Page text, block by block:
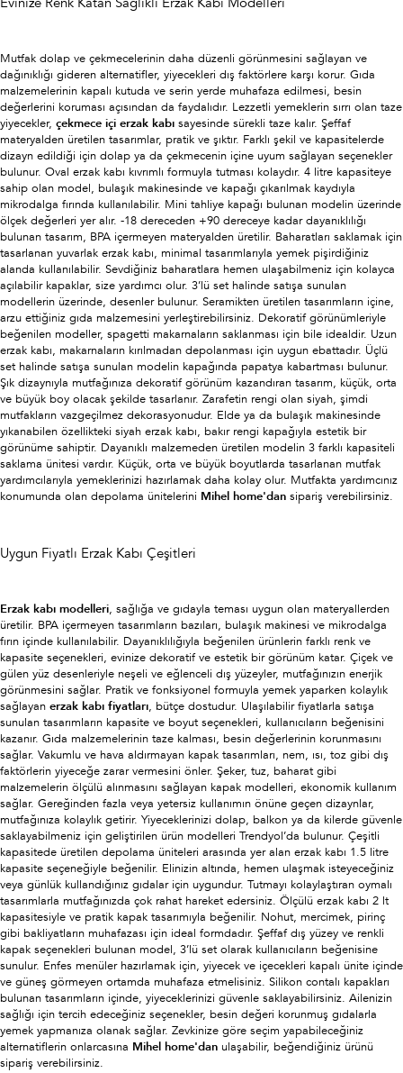
Mutfak dolap ve çekmecelerinin daha düzenli görünmesini sağlayan ve
dağınıklığı gideren alternatifler, yiyecekleri dış faktörlere karşı korur. Gıda
malzemelerinin kapalı kutuda ve serin yerde muhafaza edilmesi, besin
değerlerini koruması açısından da faydalıdır. Lezzetli yemeklerin sırrı olan taze
yiyecekler, çekmece içi erzak kabı sayesinde sürekli taze kalır. Şeffaf
materyalden üretilen tasarımlar, pratik ve şıktır. Farklı şekil ve kapasitelerde
dizayn edildiği için dolap ya da çekmecenin içine uyum sağlayan seçenekler
bulunur. Oval erzak kabı kıvrımlı formuyla tutması kolaydır. 4 litre kapasiteye
sahip olan model, bulaşık makinesinde ve kapağı çıkarılmak kaydıyla
mikrodalga fırında kullanılabilir. Mini tahliye kapağı bulunan modelin üzerinde
ölçek değerleri yer alır. -18 dereceden +90 dereceye kadar dayanıklılığı
bulunan tasarım, BPA içermeyen materyalden üretilir. Baharatları saklamak için
tasarlanan yuvarlak erzak kabı, minimal tasarımlarıyla yemek pişirdiğiniz
alanda kullanılabilir. Sevdiğiniz baharatlara hemen ulaşabilmeniz için kolayca
açılabilir kapaklar, size yardımcı olur. 3’lü set halinde satışa sunulan
modellerin üzerinde, desenler bulunur. Seramikten üretilen tasarımların içine,
arzu ettiğiniz gıda malzemesini yerleştirebilirsiniz. Dekoratif görünümleriyle
beğenilen modeller, spagetti makarnaların saklanması için bile idealdir. Uzun
erzak kabı, makarnaların kırılmadan depolanması için uygun ebattadır. Üçlü
set halinde satışa sunulan modelin kapağında papatya kabartması bulunur.
Şık dizaynıyla mutfağınıza dekoratif görünüm kazandıran tasarım, küçük, orta
ve büyük boy olacak şekilde tasarlanır. Zarafetin rengi olan siyah, şimdi
mutfakların vazgeçilmez dekorasyonudur. Elde ya da bulaşık makinesinde
yıkanabilen özellikteki siyah erzak kabı, bakır rengi kapağıyla estetik bir
görünüme sahiptir. Dayanıklı malzemeden üretilen modelin 3 farklı kapasiteli
saklama ünitesi vardır. Küçük, orta ve büyük boyutlarda tasarlanan mutfak
yardımcılarıyla yemeklerinizi hazırlamak daha kolay olur. Mutfakta yardımcınız
konumunda olan depolama ünitelerini Mihel home'dan sipariş verebilirsiniz.
Uygun Fiyatlı Erzak Kabı Çeşitleri
Erzak kabı modelleri, sağlığa ve gıdayla teması uygun olan materyallerden
üretilir. BPA içermeyen tasarımların bazıları, bulaşık makinesi ve mikrodalga
fırın içinde kullanılabilir. Dayanıklılığıyla beğenilen ürünlerin farklı renk ve
kapasite seçenekleri, evinize dekoratif ve estetik bir görünüm katar. Çiçek ve
gülen yüz desenleriyle neşeli ve eğlenceli dış yüzeyler, mutfağınızın enerjik
görünmesini sağlar. Pratik ve fonksiyonel formuyla yemek yaparken kolaylık
sağlayan erzak kabı fiyatları, bütçe dostudur. Ulaşılabilir fiyatlarla satışa
sunulan tasarımların kapasite ve boyut seçenekleri, kullanıcıların beğenisini
kazanır. Gıda malzemelerinin taze kalması, besin değerlerinin korunmasını
sağlar. Vakumlu ve hava aldırmayan kapak tasarımları, nem, ısı, toz gibi dış
faktörlerin yiyeceğe zarar vermesini önler. Şeker, tuz, baharat gibi
malzemelerin ölçülü alınmasını sağlayan kapak modelleri, ekonomik kullanım
sağlar. Gereğinden fazla veya yetersiz kullanımın önüne geçen dizaynlar,
mutfağınıza kolaylık getirir. Yiyeceklerinizi dolap, balkon ya da kilerde güvenle
saklayabilmeniz için geliştirilen ürün modelleri Trendyol’da bulunur. Çeşitli
kapasitede üretilen depolama üniteleri arasında yer alan erzak kabı 1.5 litre
kapasite seçeneğiyle beğenilir. Elinizin altında, hemen ulaşmak isteyeceğiniz
veya günlük kullandığınız gıdalar için uygundur. Tutmayı kolaylaştıran oymalı
tasarımlarla mutfağınızda çok rahat hareket edersiniz. Ölçülü erzak kabı 2 lt
kapasitesiyle ve pratik kapak tasarımıyla beğenilir. Nohut, mercimek, pirinç
gibi bakliyatların muhafazası için ideal formdadır. Şeffaf dış yüzey ve renkli
kapak seçenekleri bulunan model, 3’lü set olarak kullanıcıların beğenisine
sunulur. Enfes menüler hazırlamak için, yiyecek ve içecekleri kapalı ünite içinde
ve güneş görmeyen ortamda muhafaza etmelisiniz. Silikon contalı kapakları
bulunan tasarımların içinde, yiyeceklerinizi güvenle saklayabilirsiniz. Ailenizin
sağlığı için tercih edeceğiniz seçenekler, besin değeri korunmuş gıdalarla
yemek yapmanıza olanak sağlar. Zevkinize göre seçim yapabileceğiniz
alternatiflerin onlarcasına Mihel home'dan ulaşabilir, beğendiğiniz ürünü
sipariş verebilirsiniz.